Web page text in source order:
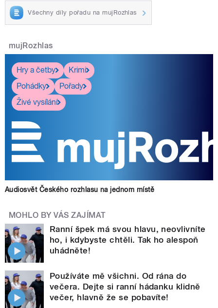
Všechny díly pořadu na mujRozhlas
mujRozhlas
Hry a četby
Krimi
Pohádky
Pořady
Živé vysílání
Audiosvět Českého rozhlasu na jednom místě
MOHLO BY VÁS ZAJÍMAT
Ranní špek má svou hlavu, neovlivníte
ho, i kdybyste chtěli. Tak ho alespoň
uhádněte!
Používáte mě všichni. Od rána do
večera. Dejte si ranní hádanku klidně
večer, hlavně že se pobavíte!